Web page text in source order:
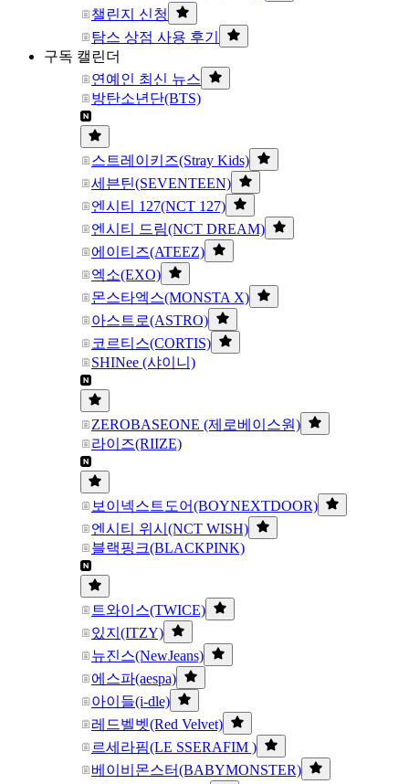
챌린지 신청
탐스 상점 사용 후기
구독 캘린더
연예인 최신 뉴스
방탄소년단(BTS)
스트레이키즈(Stray Kids)
세븐틴(SEVENTEEN)
엔시티 127(NCT 127)
엔시티 드림(NCT DREAM)
에이티즈(ATEEZ)
엑소(EXO)
몬스타엑스(MONSTA X)
아스트로(ASTRO)
코르티스(CORTIS)
SHINee (샤이니)
ZEROBASEONE (제로베이스원)
라이즈(RIIZE)
보이넥스트도어(BOYNEXTDOOR)
엔시티 위시(NCT WISH)
블랙핑크(BLACKPINK)
트와이스(TWICE)
있지(ITZY)
뉴진스(NewJeans)
에스파(aespa)
아이들(i-dle)
레드벨벳(Red Velvet)
르세라핌(LE SSERAFIM )
베이비몬스터(BABYMONSTER)